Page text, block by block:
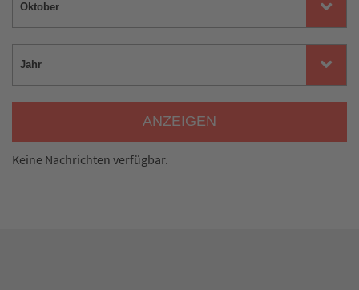
ANZEIGEN
Keine Nachrichten verfügbar.